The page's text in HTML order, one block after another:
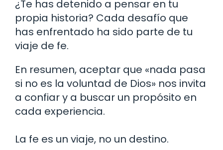
¿Te has detenido a pensar en tu
propia historia? Cada desafío que
has enfrentado ha sido parte de tu
viaje de fe.
En resumen, aceptar que «nada pasa
si no es la voluntad de Dios» nos invita
a confiar y a buscar un propósito en
cada experiencia.
La fe es un viaje, no un destino.